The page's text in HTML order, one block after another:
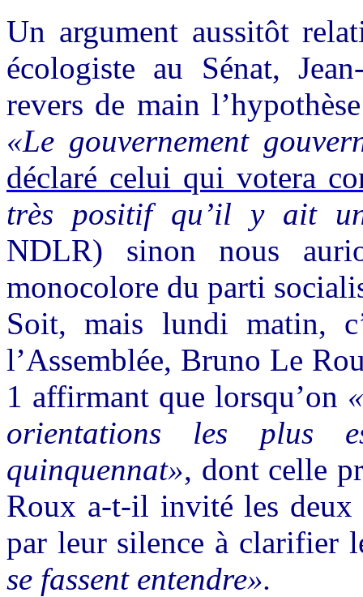
Un argument aussitôt
écologiste au Sénat,
revers de main
«Le gouvernement
déclaré celui qui votera
très positif qu’il y ait
NDLR) sinon nous
monocolore du parti
Soit, mais lundi matin,
l’Assemblée, Bruno Le
1 affirmant que lorsqu’on
orientations les plus
quinquennat», dont celle
Roux a-t-il invité les deux
par leur silence à clarifier
se fassent entendre».